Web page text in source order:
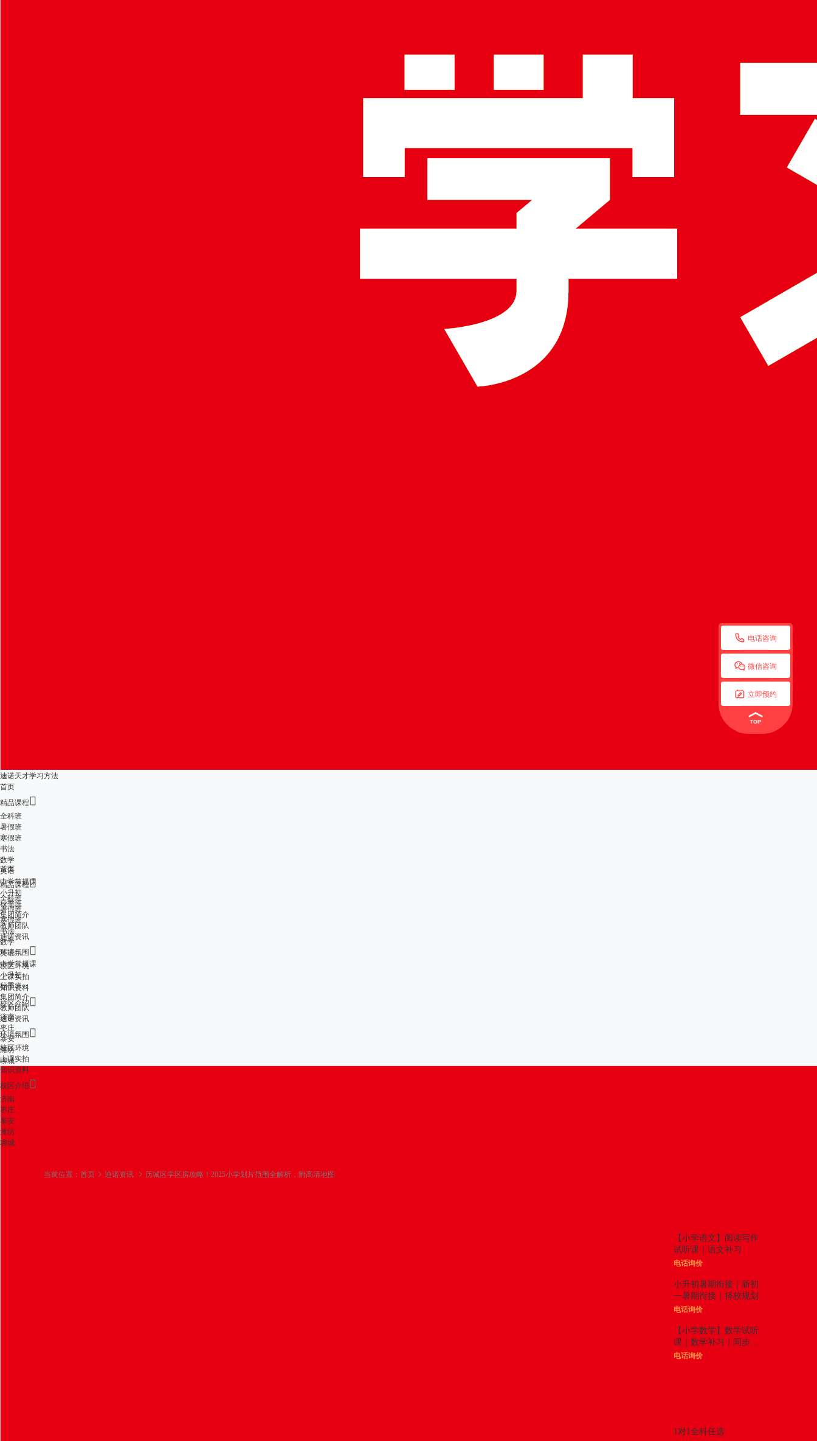
迪诺天才学习方法
首页
精品课程
全科班
暑假班
寒假班
书法
数学
英语
中学常规课
小升初
秋季班
集团简介
教师团队
迪诺资讯
环境氛围
校区环境
上课实拍
知识资料
校区介绍
济南
枣庄
泰安
潍坊
聊城
首页
精品课程
全科班
暑假班
寒假班
书法
数学
英语
中学常规课
小升初
秋季班
集团简介
教师团队
迪诺资讯
环境氛围
校区环境
上课实拍
知识资料
校区介绍
济南
枣庄
泰安
潍坊
聊城
 电话咨询
 微信咨询
 立即预约
当前位置： 首页 迪诺资讯 历城区学区房攻略！2025小学划片范围全解析，附高清地图
【小学语文】阅读写作
试听课｜语文补习
电话询价
小升初暑期衔接｜新初
一暑期衔接｜择校规划
电话询价
【小学数学】数学试听
课｜数学补习｜同步拓
展
电话询价
1对1全科任选